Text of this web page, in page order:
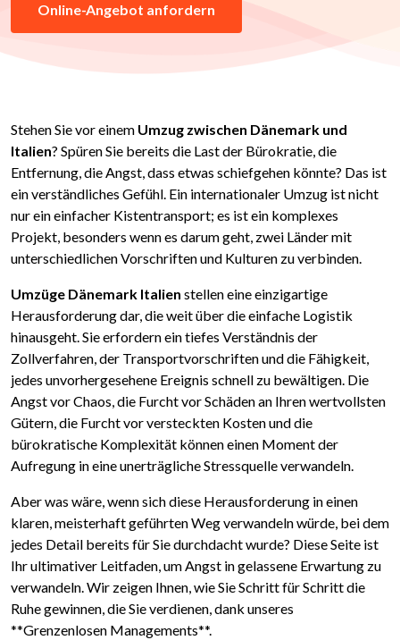
Online-Angebot anfordern
Stehen Sie vor einem Umzug zwischen Dänemark und
Italien? Spüren Sie bereits die Last der Bürokratie, die
Entfernung, die Angst, dass etwas schiefgehen könnte? Das ist
ein verständliches Gefühl. Ein internationaler Umzug ist nicht
nur ein einfacher Kistentransport; es ist ein komplexes
Projekt, besonders wenn es darum geht, zwei Länder mit
unterschiedlichen Vorschriften und Kulturen zu verbinden.
Umzüge Dänemark Italien stellen eine einzigartige
Herausforderung dar, die weit über die einfache Logistik
hinausgeht. Sie erfordern ein tiefes Verständnis der
Zollverfahren, der Transportvorschriften und die Fähigkeit,
jedes unvorhergesehene Ereignis schnell zu bewältigen. Die
Angst vor Chaos, die Furcht vor Schäden an Ihren wertvollsten
Gütern, die Furcht vor versteckten Kosten und die
bürokratische Komplexität können einen Moment der
Aufregung in eine unerträgliche Stressquelle verwandeln.
Aber was wäre, wenn sich diese Herausforderung in einen
klaren, meisterhaft geführten Weg verwandeln würde, bei dem
jedes Detail bereits für Sie durchdacht wurde? Diese Seite ist
Ihr ultimativer Leitfaden, um Angst in gelassene Erwartung zu
verwandeln. Wir zeigen Ihnen, wie Sie Schritt für Schritt die
Ruhe gewinnen, die Sie verdienen, dank unseres
**Grenzenlosen Managements**.